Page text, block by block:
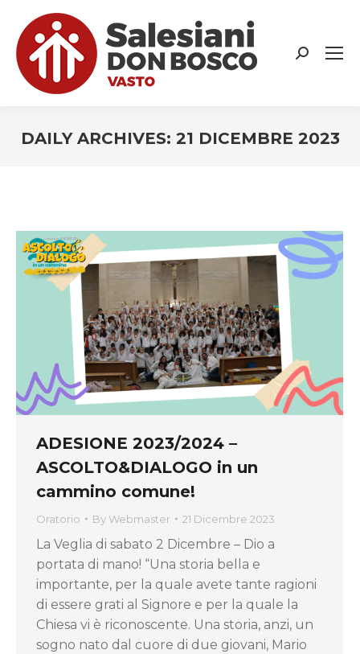
Search:
DAILY ARCHIVES: 21 DICEMBRE 2023
ADESIONE 2023/2024 –
ASCOLTO&DIALOGO in un
cammino comune!
Oratorio By Webmaster 21 Dicembre 2023
La Veglia di sabato 2 Dicembre – Dio a
portata di mano! “Una storia bella e
importante, per la quale avete tante ragioni
di essere grati al Signore e per la quale la
Chiesa vi è riconoscente. Una storia, anzi, un
sogno nato dal cuore di due giovani, Mario